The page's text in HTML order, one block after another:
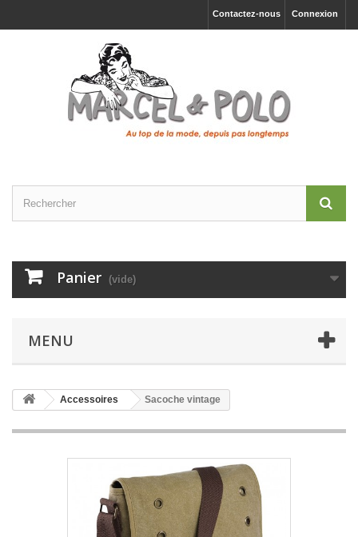
Connexion
Contactez-nous
Panier (vide)
MENU
Accessoires Sacoche vintage